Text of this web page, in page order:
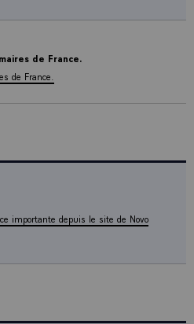
de France.
de France.
importante depuis le site de Novo